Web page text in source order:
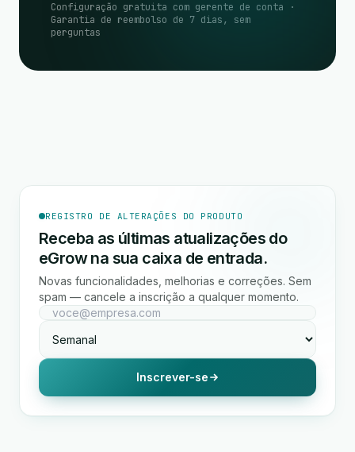
Configuração gratuita com gerente de conta ·
Garantia de reembolso de 7 dias, sem
perguntas
REGISTRO DE ALTERAÇÕES DO PRODUTO
Receba as últimas atualizações do
eGrow na sua caixa de entrada.
Novas funcionalidades, melhorias e correções. Sem
spam — cancele a inscrição a qualquer momento.
Inscrever-se